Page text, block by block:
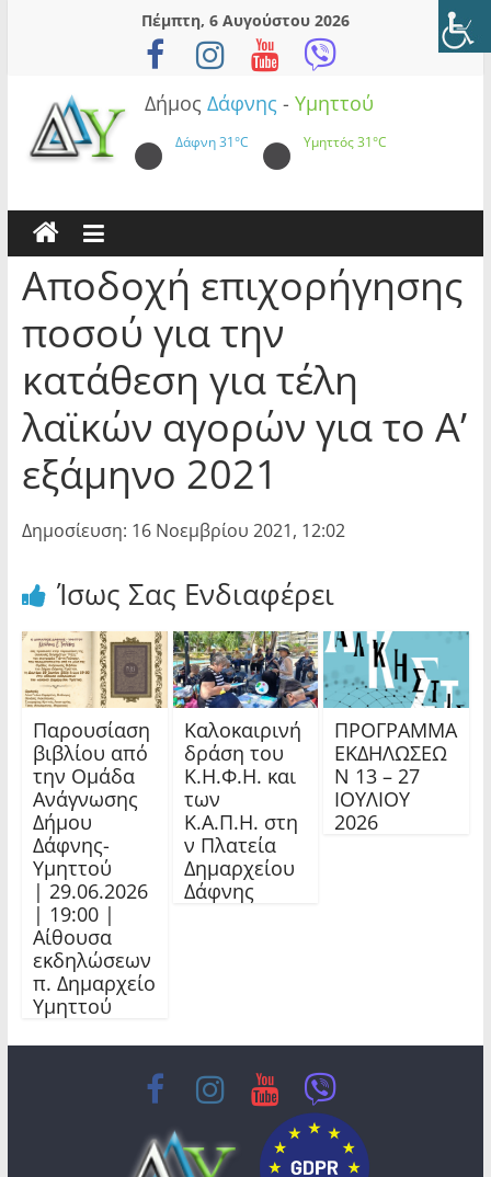
Πέμπτη, 6 Αυγούστου 2026
Δήμος Δάφνης - Υμηττού
Δάφνη31°C Υμηττός31°C
Αποδοχή επιχορήγησης
ποσού για την
κατάθεση για τέλη
λαϊκών αγορών για το Α’
εξάμηνο 2021
Δημοσίευση: 16 Νοεμβρίου 2021, 12:02
Ίσως Σας Ενδιαφέρει
Παρουσίαση
βιβλίου από
την Ομάδα
Ανάγνωσης
Δήμου
Δάφνης-
Υμηττού
| 29.06.2026
| 19:00 |
Αίθουσα
εκδηλώσεων
π. Δημαρχείο
Υμηττού
Καλοκαιρινή
δράση του
Κ.Η.Φ.Η. και
των
Κ.Α.Π.Η. στη
ν Πλατεία
Δημαρχείου
Δάφνης
ΠΡΟΓΡΑΜΜΑ
ΕΚΔΗΛΩΣΕΩ
Ν 13 – 27
ΙΟΥΛΙΟΥ
2026